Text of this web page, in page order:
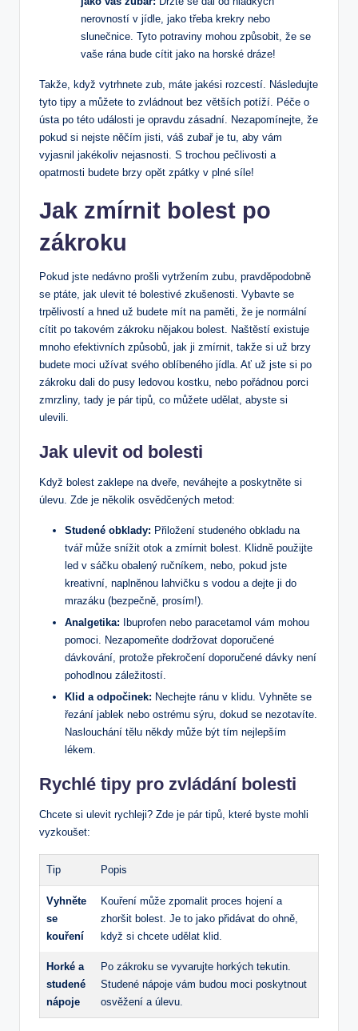
nerovností v jídle, jako třeba krekry nebo
slunečnice. Tyto potraviny mohou způsobit, že se
‌vaše rána bude cítit jako na horské dráze!
Takže, když vytrhnete zub,⁣ máte ⁢jakési rozcestí. ‌Následujte
tyto⁢ tipy‌ a​ můžete to​ zvládnout bez větších potíží. Péče o
ústa ⁤po této⁤ události je opravdu zásadní. Nezapomínejte, že
pokud si nejste něčím jisti, váš zubař ‍je tu, aby vám
vyjasnil‍ jakékoliv nejasnosti. S trochou pečlivosti a
opatrnosti budete brzy opět zpátky v plné síle!
Jak zmírnit ⁢bolest po
zákroku
Pokud⁤ jste nedávno prošli vytržením zubu,‍ pravděpodobně
⁣se ​ptáte,​ jak ulevit⁤ té bolestivé zkušenosti. Vybavte se
‍trpělivostí⁣ a hned už budete ‌mít na paměti,‌ že je ⁤normální
cítit po takovém zákroku nějakou bolest. ​Naštěstí existuje
mnoho efektivních ‌způsobů, jak ⁤ji zmírnit, takže si⁤ už brzy
budete moci užívat svého oblíbeného jídla.​ Ať už jste si po‍
zákroku​ dali do pusy ledovou kostku,⁢ nebo ⁢pořádnou porci
zmrzliny, tady je pár‌ tipů, co můžete udělat, abyste si
ulevili.
Jak ulevit od bolesti
Když bolest ⁣zaklepe na dveře, ‍neváhejte a poskytněte si​
úlevu. Zde je několik osvědčených metod:
Studené obklady: Přiložení studeného obkladu na
tvář může snížit otok ⁤a zmírnit bolest. Klidně použijte
led ‌v sáčku obalený ručníkem,⁤ nebo, pokud⁢ jste
kreativní, naplněnou lahvičku s vodou a dejte ji do
mrazáku (bezpečně, prosím!).
Analgetika: Ibuprofen nebo paracetamol vám mohou
pomoci. Nezapomeňte⁢ dodržovat doporučené
⁣dávkování, protože překročení doporučené ‍dávky není
pohodlnou záležitostí.
Klid a odpočinek: Nechejte ránu v​ klidu. Vyhněte se​
řezání jablek nebo ostrému sýru,⁣ dokud se nezotavíte.
Naslouchání tělu někdy může být​ tím nejlepším​
lékem.
Rychlé tipy pro zvládání bolesti
Chcete si ulevit rychleji? Zde je pár tipů, které ‍byste mohli
vyzkoušet:
Tip Popis
Vyhněte
‍se
kouření
Kouření může zpomalit proces hojení a
zhoršit bolest. Je to ‍jako přidávat‍ do ohně,
když si chcete udělat klid.
Horké a
⁤studené
nápoje
Po zákroku se vyvarujte horkých tekutin.
Studené​ nápoje vám budou moci poskytnout
osvěžení a úlevu.